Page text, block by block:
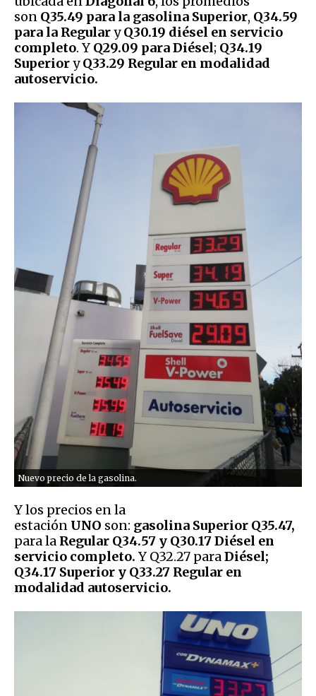
son Q35.49 para la gasolina Superior, Q34.59
para la RegularyQ30.19 diésel en servicio
completo. YQ29.09 para Diésel; Q34.19
SuperioryQ33.29 Regular en modalidad
autoservicio.
Nuevo precio de la gasolina.
Y los precios en la
estación UNO son: gasolina Superior Q35.47,
para la Regular Q34.57 y Q30.17Diésel en
servicio completo. Y Q32.27 paraDiésel;
Q34.17 Superior y Q33.27 Regular en
modalidad autoservicio.